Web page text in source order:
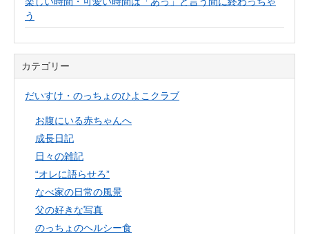
う
カテゴリー
だいすけ・のっちょのひよこクラブ
お腹にいる赤ちゃんへ
成長日記
日々の雑記
“オレに語らせろ”
なべ家の日常の風景
父の好きな写真
のっちょのヘルシー食